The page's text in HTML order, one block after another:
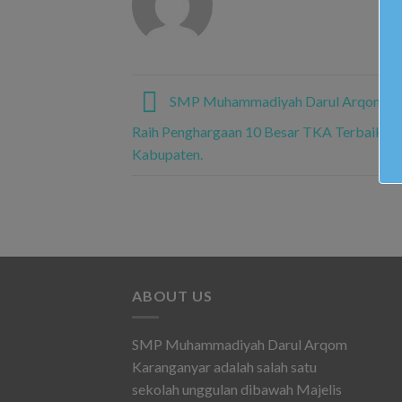
SMP Muhammadiyah Darul Arqom
Raih Penghargaan 10 Besar TKA Terbaik
Kabupaten.
ABOUT US
SMP Muhammadiyah Darul Arqom
Karanganyar adalah salah satu
sekolah unggulan dibawah Majelis